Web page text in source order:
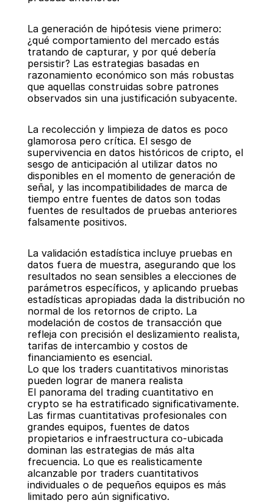
La generación de hipótesis viene primero:
¿qué comportamiento del mercado estás
tratando de capturar, y por qué debería
persistir? Las estrategias basadas en
razonamiento económico son más robustas
que aquellas construidas sobre patrones
observados sin una justificación subyacente.
La recolección y limpieza de datos es poco
glamorosa pero crítica. El sesgo de
supervivencia en datos históricos de cripto, el
sesgo de anticipación al utilizar datos no
disponibles en el momento de generación de
señal, y las incompatibilidades de marca de
tiempo entre fuentes de datos son todas
fuentes de resultados de pruebas anteriores
falsamente positivos.
La validación estadística incluye pruebas en
datos fuera de muestra, asegurando que los
resultados no sean sensibles a elecciones de
parámetros específicos, y aplicando pruebas
estadísticas apropiadas dada la distribución no
normal de los retornos de cripto. La
modelación de costos de transacción que
refleja con precisión el deslizamiento realista,
tarifas de intercambio y costos de
financiamiento es esencial.
Lo que los traders cuantitativos minoristas
pueden lograr de manera realista
El panorama del trading cuantitativo en
crypto se ha estratificado significativamente.
Las firmas cuantitativas profesionales con
grandes equipos, fuentes de datos
propietarios e infraestructura co-ubicada
dominan las estrategias de más alta
frecuencia. Lo que es realisticamente
alcanzable por traders cuantitativos
individuales o de pequeños equipos es más
limitado pero aún significativo.